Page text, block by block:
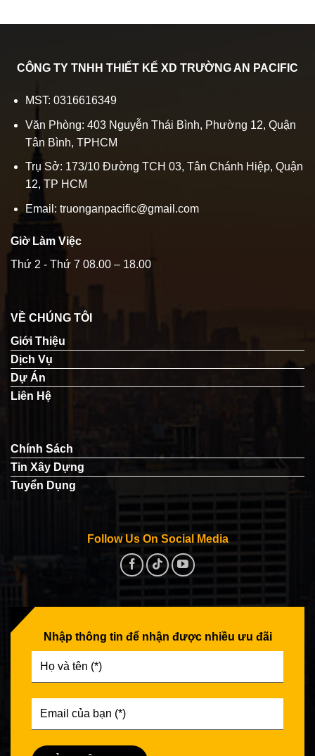
CÔNG TY TNHH THIẾT KẾ XD TRƯỜNG AN PACIFIC
MST: 0316616349
Văn Phòng: 403 Nguyễn Thái Bình, Phường 12, Quận
Tân Bình, TPHCM
Trụ Sở: 173/10 Đường TCH 03, Tân Chánh Hiệp, Quận
12, TP HCM
Email: truonganpacific@gmail.com
Giờ Làm Việc
Thứ 2 - Thứ 7 08.00 – 18.00
VỀ CHÚNG TÔI
Giới Thiệu
Dịch Vụ
Dự Án
Liên Hệ
Chính Sách
Tin Xây Dựng
Tuyển Dụng
Follow Us On Social Media
Nhập thông tin để nhận được nhiều ưu đãi